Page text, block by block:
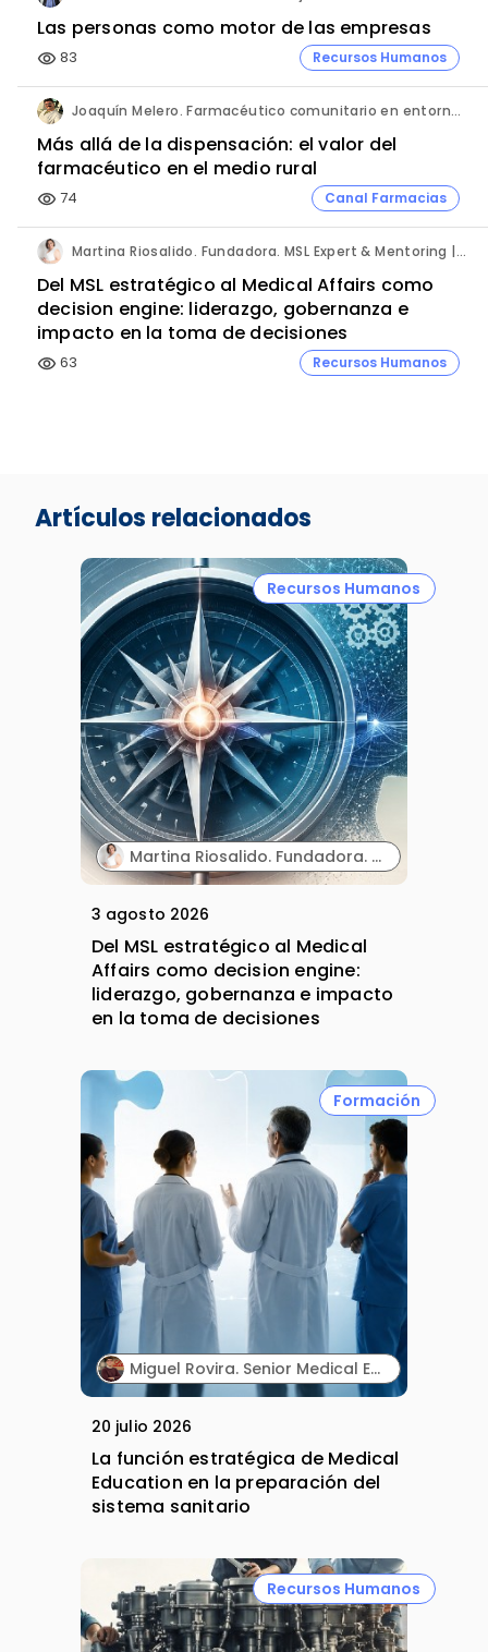
Las personas como motor de las empresas
visibility 83 Recursos Humanos
Joaquín Melero. Farmacéutico comunitario en entorno rural.
Más allá de la dispensación: el valor del
farmacéutico en el medio rural
visibility 74 Canal Farmacias
Martina Riosalido. Fundadora. MSL Expert & Mentoring | Método MARIPOSA.
Del MSL estratégico al Medical Affairs como
decision engine: liderazgo, gobernanza e
impacto en la toma de decisiones
visibility 63 Recursos Humanos
Artículos relacionados
Recursos Humanos
Martina Riosalido. Fundadora. MSL Expert & Mentoring | Método MARIPOSA.
3 agosto 2026
Del MSL estratégico al Medical
Affairs como decision engine:
liderazgo, gobernanza e impacto
en la toma de decisiones
Formación
Miguel Rovira. Senior Medical Education Professional. Lilly.
20 julio 2026
La función estratégica de Medical
Education en la preparación del
sistema sanitario
Recursos Humanos